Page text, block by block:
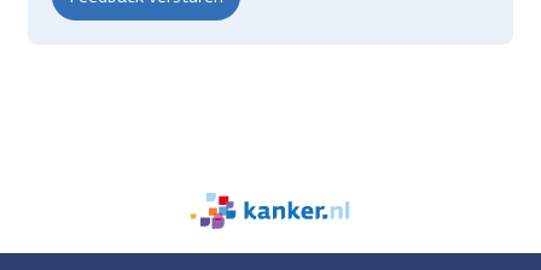
We
zijn